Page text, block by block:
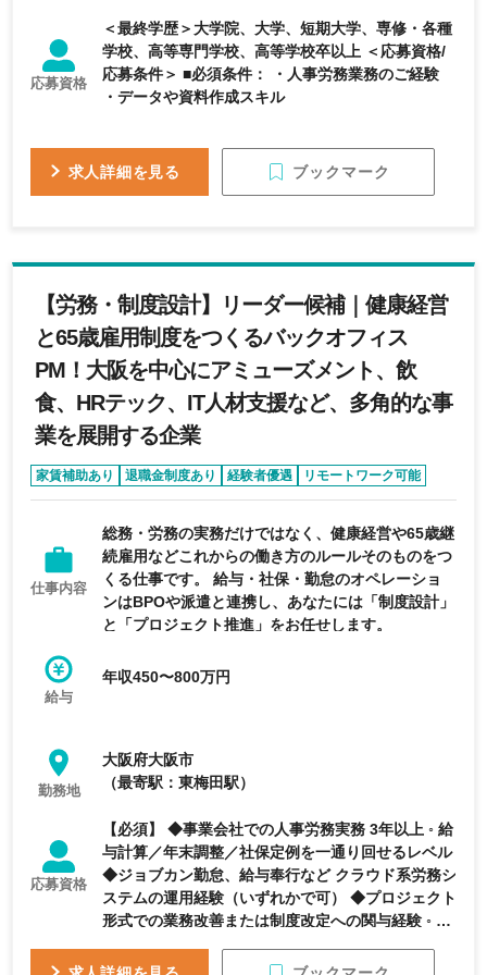
応募資格
＜最終学歴＞大学院、大学、短期大学、専修・各種
学校、高等専門学校、高等学校卒以上 ＜応募資格/
応募条件＞ ■必須条件： ・人事労務業務のご経験
・データや資料作成スキル
求人詳細を見る ブックマーク
【労務・制度設計】リーダー候補｜健康経営
と65歳雇用制度をつくるバックオフィス
PM！大阪を中心にアミューズメント、飲
食、HRテック、IT人材支援など、多角的な事
業を展開する企業
家賃補助あり 退職金制度あり 経験者優遇
リモートワーク可能
完全週休2日制
仕事内容
総務・労務の実務だけではなく、健康経営や65歳継
続雇用などこれからの働き方のルールそのものをつ
くる仕事です。 給与・社保・勤怠のオペレーショ
ンはBPOや派遣と連携し、あなたには「制度設計」
と「プロジェクト推進」をお任せします。
給与
年収450〜800万円
勤務地
大阪府大阪市
（最寄駅：東梅田駅）
応募資格
【必須】 ◆事業会社での人事労務実務 3年以上 ◦ 給
与計算／年末調整／社保定例を一通り回せるレベル
◆ジョブカン勤怠、給与奉行など クラウド系労務シ
ステムの運用経験（いずれかで可） ◆プロジェクト
形式での業務改善または制度改定への関与経験 ◦ 就
の仕組み見直しなど 【歓迎】 ◆シニア雇用・再雇